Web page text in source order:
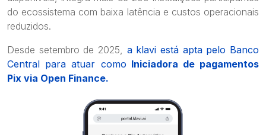
do ecossistema com baixa latência e custos operacionais
reduzidos.
Desde setembro de 2025, a klavi está apta pelo Banco
Central para atuar como Iniciadora de pagamentos
Pix via Open Finance.